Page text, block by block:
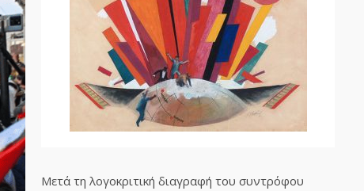
Μετά τη λογοκριτική διαγραφή του συντρόφου